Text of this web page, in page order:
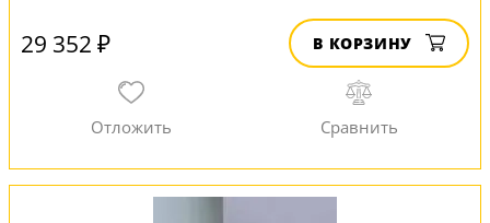
29 352 ₽ В КОРЗИНУ